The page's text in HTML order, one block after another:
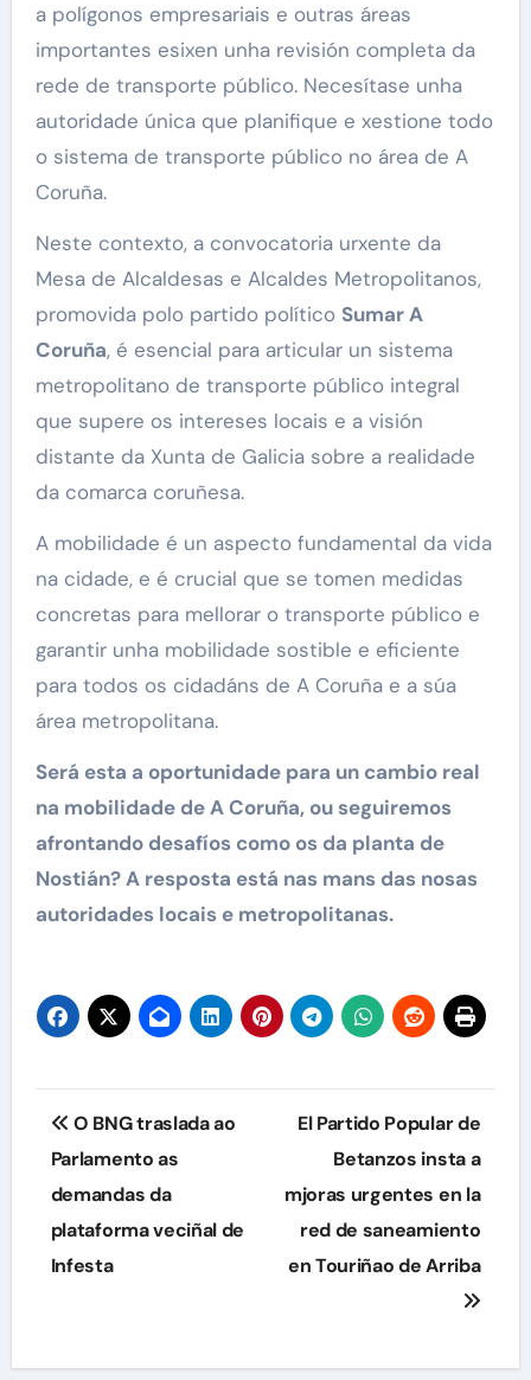
a polígonos empresariais e outras áreas
importantes esixen unha revisión completa da
rede de transporte público. Necesítase unha
autoridade única que planifique e xestione todo
o sistema de transporte público no área de A
Coruña.
Neste contexto, a convocatoria urxente da
Mesa de Alcaldesas e Alcaldes Metropolitanos,
promovida polo partido político Sumar A
Coruña, é esencial para articular un sistema
metropolitano de transporte público integral
que supere os intereses locais e a visión
distante da Xunta de Galicia sobre a realidade
da comarca coruñesa.
A mobilidade é un aspecto fundamental da vida
na cidade, e é crucial que se tomen medidas
concretas para mellorar o transporte público e
garantir unha mobilidade sostible e eficiente
para todos os cidadáns de A Coruña e a súa
área metropolitana.
Será esta a oportunidade para un cambio real
na mobilidade de A Coruña, ou seguiremos
afrontando desafíos como os da planta de
Nostián? A resposta está nas mans das nosas
autoridades locais e metropolitanas.
Navegación
de
entradas
O BNG traslada ao
Parlamento as
demandas da
plataforma veciñal de
Infesta
El Partido Popular de
Betanzos insta a
mjoras urgentes en la
red de saneamiento
en Touriñao de Arriba